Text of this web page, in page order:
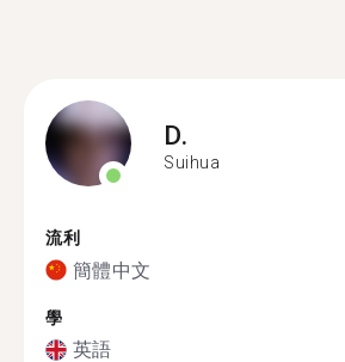
D.
Suihua
流利
簡體中文
學
英語